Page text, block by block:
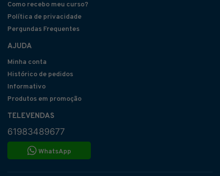
Como recebo meu curso?
Política de privacidade
Pergundas Frequentes
AJUDA
Minha conta
Histórico de pedidos
Informativo
Produtos em promoção
TELEVENDAS
61983489677
WhatsApp